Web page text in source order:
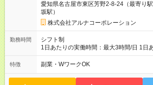
愛知県名古屋市東区芳野2-8-24（最寄り
坂駅）
株式会社アルナコーポレーション
勤務時間
シフト制
1日あたりの実働時間：最大3時間/日 1日
間 シフト例 ・8時00分～9時00分 ・9時
00分～18時00分
特徴 副業・WワークOK